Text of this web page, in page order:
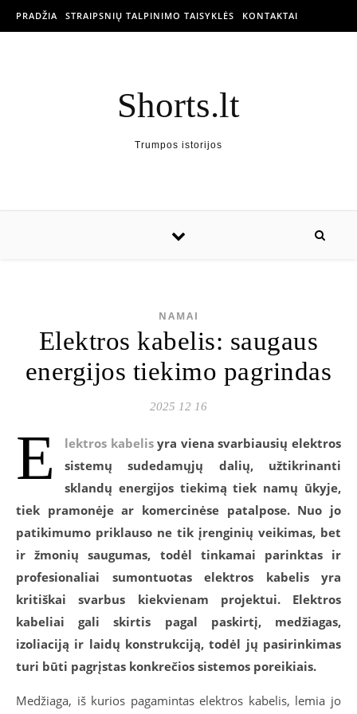
PRADŽIA STRAIPSNIŲ TALPINIMO TAISYKLĖS KONTAKTAI
Shorts.lt
Trumpos istorijos
NAMAI
Elektros kabelis: saugaus
energijos tiekimo pagrindas
2025 12 16
E lektros kabelis yra viena svarbiausių elektros
sistemų sudedamųjų dalių, užtikrinanti
sklandų energijos tiekimą tiek namų ūkyje,
tiek pramonėje ar komercinėse patalpose. Nuo jo
patikimumo priklauso ne tik įrenginių veikimas, bet
ir žmonių saugumas, todėl tinkamai parinktas ir
profesionaliai sumontuotas elektros kabelis yra
kritiškai svarbus kiekvienam projektui. Elektros
kabeliai gali skirtis pagal paskirtį, medžiagas,
izoliaciją ir laidų konstrukciją, todėl jų pasirinkimas
turi būti pagrįstas konkrečios sistemos poreikiais.
Medžiaga, iš kurios pagamintas elektros kabelis, lemia jo